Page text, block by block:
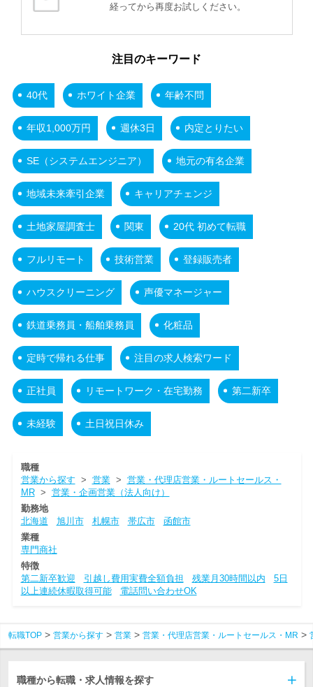
経ってから再度お試しください。
注目のキーワード
40代 ホワイト企業 年齢不問
年収1,000万円 週休3日 内定とりたい
SE（システムエンジニア） 地元の有名企業
地域未来牽引企業 キャリアチェンジ
土地家屋調査士 関東 20代 初めて転職
フルリモート 技術営業 登録販売者
ハウスクリーニング 声優マネージャー
鉄道乗務員・船舶乗務員 化粧品
定時で帰れる仕事 注目の求人検索ワード
正社員 リモートワーク・在宅勤務 第二新卒
未経験 土日祝日休み
職種
営業から探す > 営業> 営業・代理店営業・ルートセールス・
MR> 営業・企画営業（法人向け）
勤務地
北海道
旭川市 札幌市 帯広市
函館市
業種
専門商社
特徴
第二新卒歓迎
引越し費用実費全額負担 残業月30時間以内
5日
以上連続休暇取得可能
電話問い合わせOK
転職TOP 営業から探す 営業 営業・代理店営業・ルートセールス・MR
職種から転職・求人情報を探す